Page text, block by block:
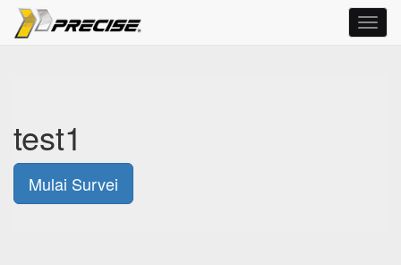
test1
Mulai Survei